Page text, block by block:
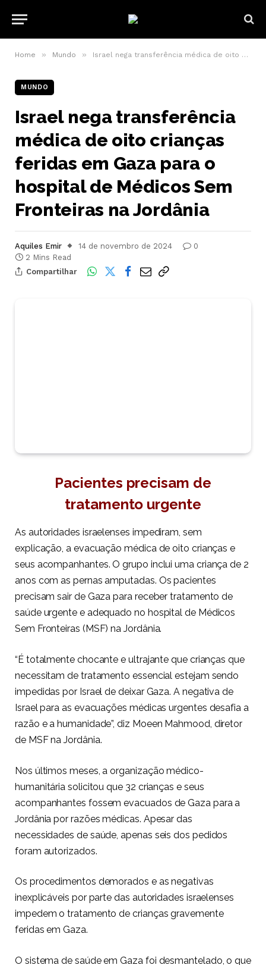
Home » Mundo » Israel nega transferência médica de oito crianças feridas em Gaza para o hospital de Médicos Sem Fronteiras na Jordânia
MUNDO
Israel nega transferência
médica de oito crianças
feridas em Gaza para o
hospital de Médicos Sem
Fronteiras na Jordânia
Aquiles Emir 14 de novembro de 2024
0
2 Mins Read
Compartilhar
Pacientes precisam de
tratamento urgente
As autoridades israelenses impediram, sem
explicação, a evacuação médica de oito crianças e
seus acompanhantes. O grupo inclui uma criança de 2
anos com as pernas amputadas. Os pacientes
precisam sair de Gaza para receber tratamento de
saúde urgente e adequado no hospital de Médicos
Sem Fronteiras (MSF) na Jordânia.
“É totalmente chocante e ultrajante que crianças que
necessitam de tratamento essencial estejam sendo
impedidas por Israel de deixar Gaza. A negativa de
Israel para as evacuações médicas urgentes desafia a
razão e a humanidade”, diz Moeen Mahmood, diretor
de MSF na Jordânia.
Nos últimos meses, a organização médico-
humanitária solicitou que 32 crianças e seus
acompanhantes fossem evacuados de Gaza para a
Jordânia por razões médicas. Apesar das
necessidades de saúde, apenas seis dos pedidos
foram autorizados.
Os procedimentos demorados e as negativas
inexplicáveis por parte das autoridades israelenses
impedem o tratamento de crianças gravemente
feridas em Gaza.
O sistema de saúde em Gaza foi desmantelado, o que